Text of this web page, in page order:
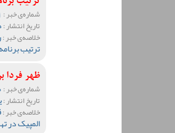
شماره‌ی خبر :
تاریخ انتشار :
خلاصه‌ی خبر :
ترتیب
ظهر
شماره‌ی خبر :
تاریخ انتشار :
خلاصه‌ی خبر :
المپیک در